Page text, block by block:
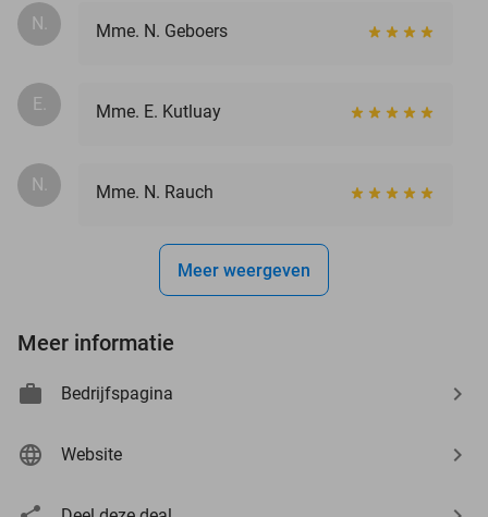
N. Mme. N. Geboers
E. Mme. E. Kutluay
N. Mme. N. Rauch
Meer weergeven
Meer informatie
Bedrijfspagina
Website